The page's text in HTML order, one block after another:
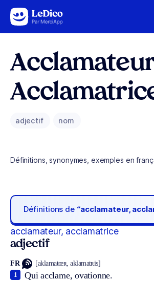
Aller au contenu
adjectif nom
Définitions, synonymes, exemples en
Définitions de “acclamateur,
acclamateur, acclamatrice
adjectif
FR [aklamatœʀ, aklamatʀis]
Qui acclame, ovationne.
1